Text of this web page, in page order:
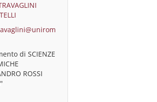
di SCIENZE
ROSSI